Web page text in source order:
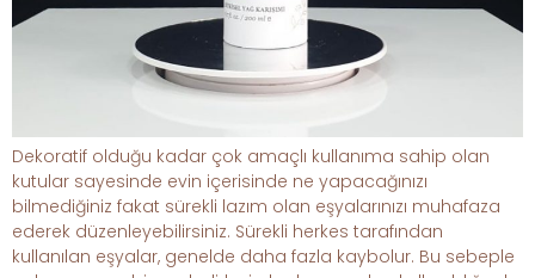
Dekoratif olduğu kadar çok amaçlı kullanıma sahip olan
kutular sayesinde evin içerisinde ne yapacağınızı
bilmediğiniz fakat sürekli lazım olan eşyalarınızı muhafaza
ederek düzenleyebilirsiniz. Sürekli herkes tarafından
kullanılan eşyalar, genelde daha fazla kaybolur. Bu sebeple